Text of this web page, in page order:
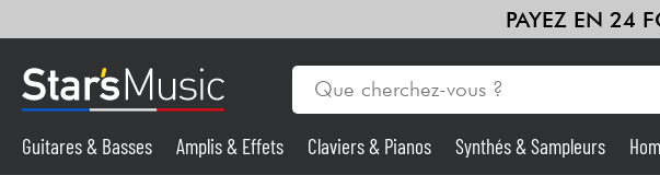
PAYEZ EN 24
Guitares & Basses Amplis & Effets Claviers & Pianos Synthés & Sampleurs